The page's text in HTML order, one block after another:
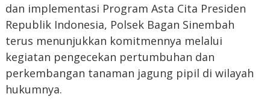
dan implementasi Program Asta Cita Presiden
Republik Indonesia, Polsek Bagan Sinembah
terus menunjukkan komitmennya melalui
kegiatan pengecekan pertumbuhan dan
perkembangan tanaman jagung pipil di wilayah
hukumnya.